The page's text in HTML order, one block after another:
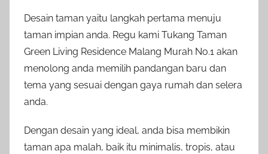
Desain taman yaitu langkah pertama menuju
taman impian anda. Regu kami Tukang Taman
Green Living Residence Malang Murah No.1 akan
menolong anda memilih pandangan baru dan
tema yang sesuai dengan gaya rumah dan selera
anda.
Dengan desain yang ideal, anda bisa membikin
taman apa malah, baik itu minimalis, tropis, atau